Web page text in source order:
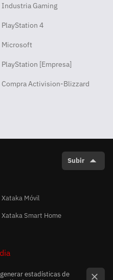
Industria Gaming
PlayStation 4
Microsoft
PlayStation [Empresa]
Compra Activision-Blizzard
Subir
Xataka Móvil
Xataka Smart Home
estadísticas de